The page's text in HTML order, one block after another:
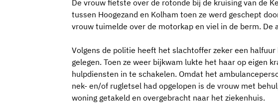
De vrouw fietste over de rotonde bij de kruising van de
tussen Hoogezand en Kolham toen ze werd geschept
vrouw tuimelde over de motorkap en viel in de berm. De
Volgens de politie heeft het slachtoffer zeker een
gelegen. Toen ze weer bijkwam lukte het haar op eigen
hulpdiensten in te schakelen. Omdat het
nek- en/of rugletsel had opgelopen is de vrouw met
woning getakeld en overgebracht naar het ziekenhuis.